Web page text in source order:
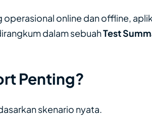
online dan offline,
dalam sebuahTest
Penting?
skenario nyata.